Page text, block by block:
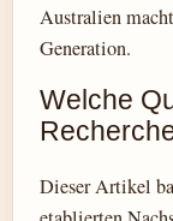
Australien
Generation.
Welche
Dieser Artikel